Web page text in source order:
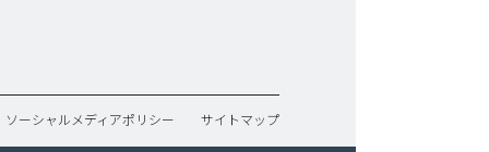
ソーシャルメディアポリシー サイトマップ